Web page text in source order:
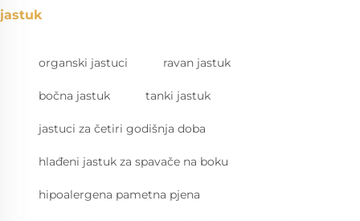
jastuk
organski jastuci ravan jastuk
bočna jastuk tanki jastuk
jastuci za četiri godišnja doba
hlađeni jastuk za spavače na boku
hipoalergena pametna pjena